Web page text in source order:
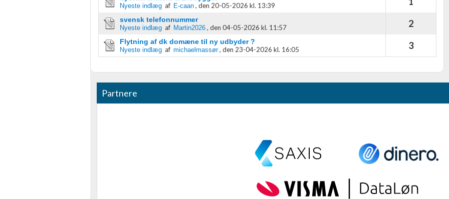
Nyeste indlægaf E-caan , den 20-05-2026 kl. 13:39
svensk telefonnummer
Nyeste indlægaf Martin2026 , den 04-05-2026 kl. 11:57 2
Flytning af dk domæne til ny udbyder ?
Nyeste indlægaf michaelmassør , den 23-04-2026 kl. 16:05 3
Partnere
Bruge begrænsede oplysninger til at vælge indhold
Bruge præcise geografiske placeringsoplysninger